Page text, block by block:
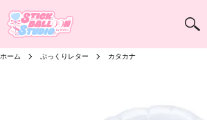
ホーム ぷっくりレター カタカナ